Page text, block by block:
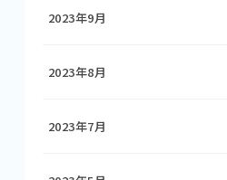
2023年9月
2023年8月
2023年7月